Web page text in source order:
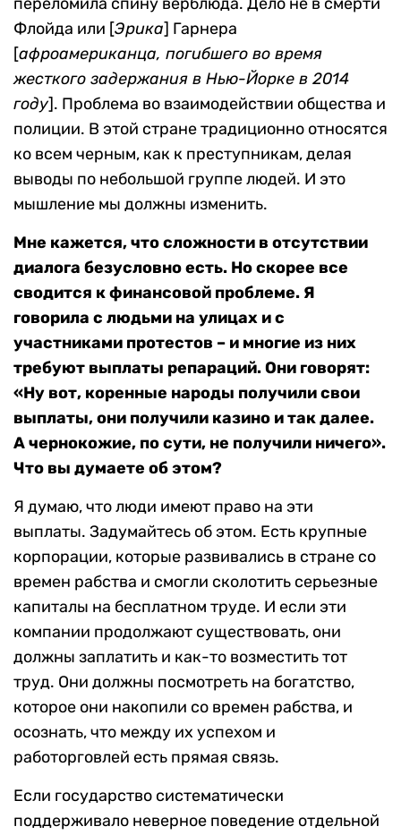
Флойда или [Эрика] Гарнера
[афроамериканца, погибшего во время
жесткого задержания в Нью-Йорке в 2014
году]. Проблема во взаимодействии общества и
полиции. В этой стране традиционно относятся
ко всем черным, как к преступникам, делая
выводы по небольшой группе людей. И это
мышление мы должны изменить.
Мне кажется, что сложности в отсутствии
диалога безусловно есть. Но скорее все
сводится к финансовой проблеме. Я
говорила с людьми на улицах и с
участниками протестов – и многие из них
требуют выплаты репараций. Они говорят:
«Ну вот, коренные народы получили свои
выплаты, они получили казино и так далее.
А чернокожие, по сути, не получили ничего».
Что вы думаете об этом?
Я думаю, что люди имеют право на эти
выплаты. Задумайтесь об этом. Есть крупные
корпорации, которые развивались в стране со
времен рабства и смогли сколотить серьезные
капиталы на бесплатном труде. И если эти
компании продолжают существовать, они
должны заплатить и как-то возместить тот
труд. Они должны посмотреть на богатство,
которое они накопили со времен рабства, и
осознать, что между их успехом и
работорговлей есть прямая связь.
Если государство систематически
поддерживало неверное поведение отдельной